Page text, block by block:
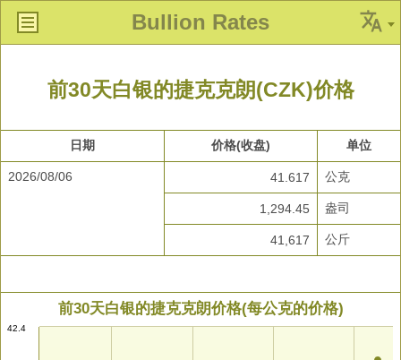
Bullion Rates
前30天白银的捷克克朗(CZK)价格
日期 价格(收盘) 单位
2026/08/06 41.617 公克
1,294.45 盎司
41,617 公斤
前30天白银的捷克克朗价格(每公克的价格)
42.4